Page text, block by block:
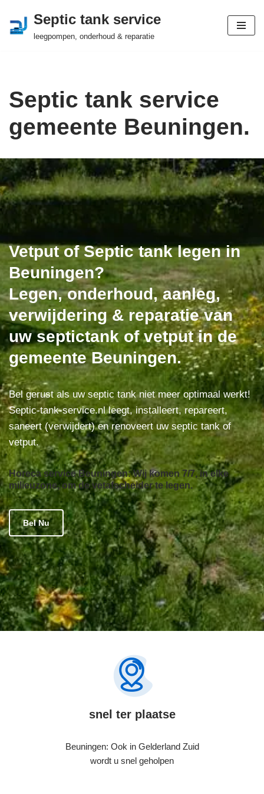
Ga
Septic tank service
leegpompen, onderhoud & reparatie
Septic tank service
gemeente Beuningen.
Vetput of Septic tank legen in
Beuningen?
Legen, onderhoud, aanleg,
verwijdering & reparatie van
uw septictank of vetput in de
gemeente Beuningen.
Bel gerust als uw septic tank niet meer optimaal werkt!
Septic-tank-service.nl leegt, installeert, repareert,
saneert (verwijdert) en renoveert uw septic tank of
vetput.
Horeca service Beuningen: Wij komen 7/7, in elke
milieuzone, om de vetafscheider te legen.
Bel Nu
snel ter plaatse
Beuningen: Ook in Gelderland Zuid
wordt u snel geholpen